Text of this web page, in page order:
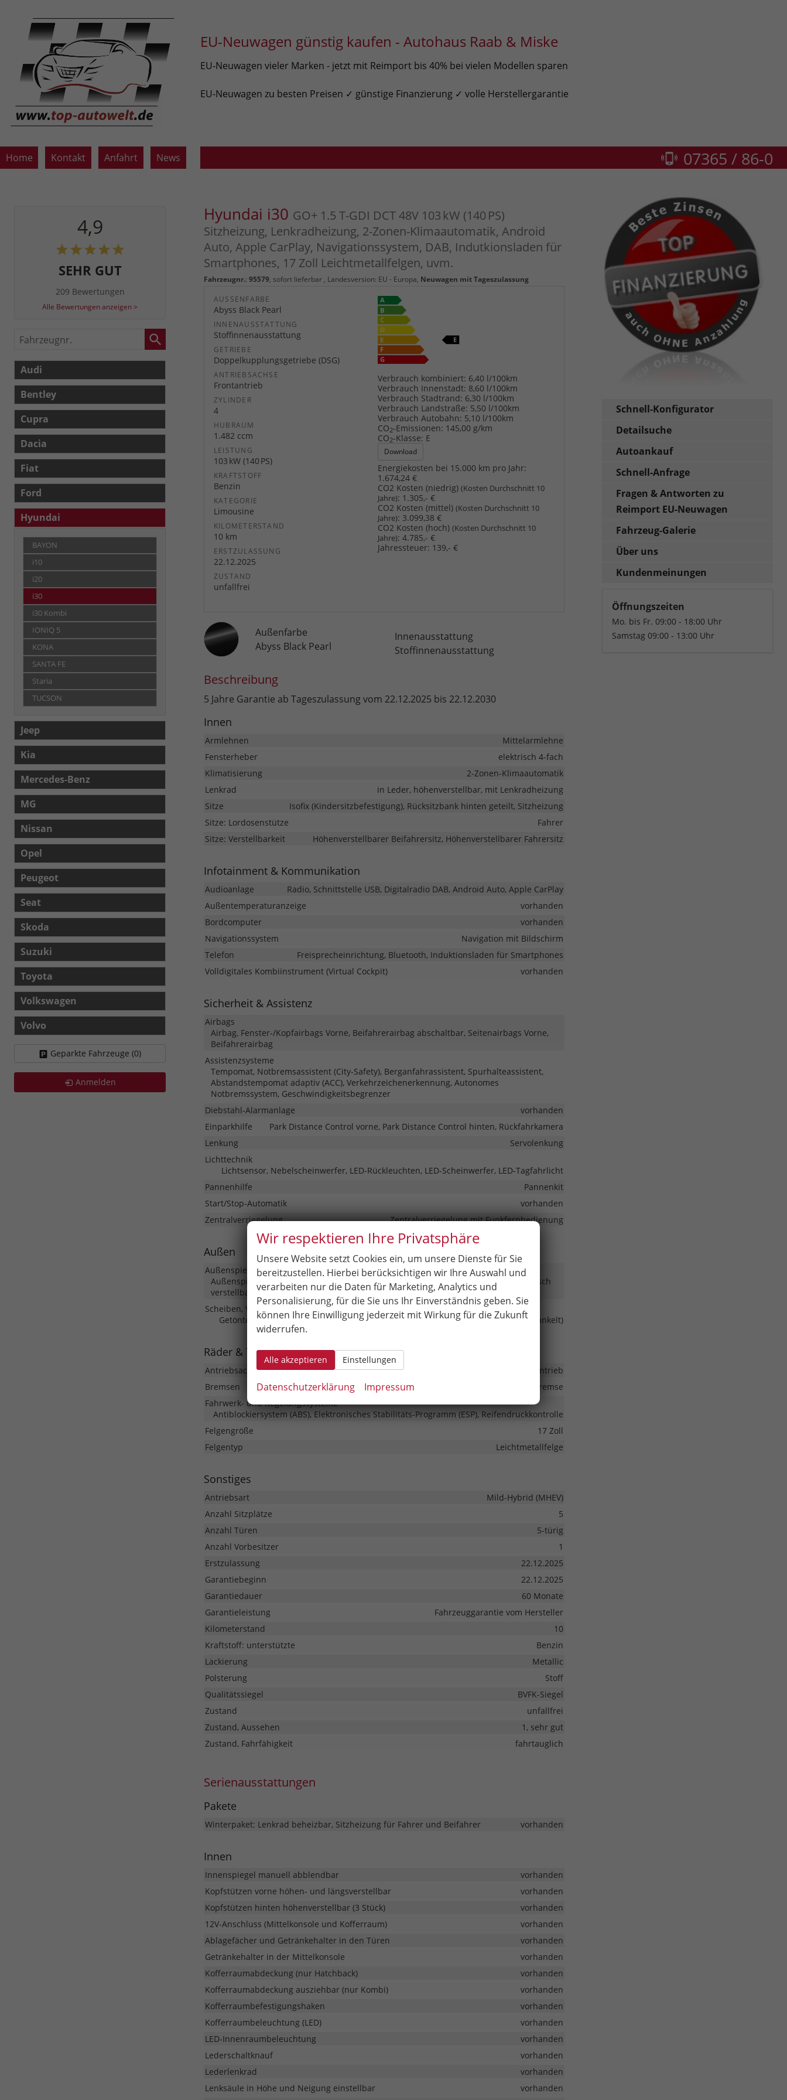
EU-Neuwagen günstig kaufen - Autohaus Raab & Miske
EU-Neuwagen vieler Marken - jetzt mit Reimport bis 40% bei vielen Modellen sparen
EU-Neuwagen zu besten Preisen ✓ günstige Finanzierung ✓ volle Herstellergarantie
Home Kontakt Anfahrt News 07365 / 86-0
Hyundai i30 GO+ 1.5 T-GDI DCT 48V 103 kW (140 PS)
Sitzheizung, Lenkradheizung, 2-Zonen-Klimaautomatik, Android
Auto, Apple CarPlay, Navigationssystem, DAB, Indutkionsladen für
Smartphones, 17 Zoll Leichtmetallfelgen, uvm.
Fahrzeugnr.: 95579, sofort lieferbar, Landesversion: EU - Europa, Neuwagen mit Tageszulassung
AUSSENFARBE
Abyss Black Pearl
INNENAUSSTATTUNG
Stoffinnenausstattung
GETRIEBE
Doppelkupplungsgetriebe (DSG)
ANTRIEBSACHSE
Frontantrieb
ZYLINDER
4
HUBRAUM
1.482 ccm
LEISTUNG
103 kW (140 PS)
KRAFTSTOFF
Benzin
KATEGORIE
Limousine
KILOMETERSTAND
10 km
ERSTZULASSUNG
22.12.2025
ZUSTAND
unfallfrei
Verbrauch kombiniert: 6,40 l/100km
Verbrauch Innenstadt: 8,60 l/100km
Verbrauch Stadtrand: 6,30 l/100km
Verbrauch Landstraße: 5,50 l/100km
Verbrauch Autobahn: 5,10 l/100km
CO2-Emissionen: 145,00 g/km
CO2-Klasse: E
Download
Energiekosten bei 15.000 km pro Jahr:
1.674,24 €
CO2 Kosten (niedrig)(Kosten Durchschnitt 10
Jahre): 1.305,- €
CO2 Kosten (mittel)(Kosten Durchschnitt 10
Jahre): 3.099,38 €
CO2 Kosten (hoch)(Kosten Durchschnitt 10
Jahre): 4.785,- €
Jahressteuer: 139,- €
Außenfarbe
Abyss Black Pearl
Innenausstattung
Stoffinnenausstattung
Beschreibung
5 Jahre Garantie ab Tageszulassung vom 22.12.2025 bis 22.12.2030
Innen
Armlehnen
Mittelarmlehne
Fensterheber
elektrisch 4-fach
Klimatisierung
2-Zonen-Klimaautomatik
Lenkrad
in Leder, höhenverstellbar, mit Lenkradheizung
Sitze
Isofix (Kindersitzbefestigung), Rücksitzbank hinten geteilt, Sitzheizung
Sitze: Lordosenstütze
Fahrer
Sitze: Verstellbarkeit
Höhenverstellbarer Beifahrersitz, Höhenverstellbarer Fahrersitz
Infotainment & Kommunikation
Audioanlage
Radio, Schnittstelle USB, Digitalradio DAB, Android Auto, Apple CarPlay
Außentemperaturanzeige
vorhanden
Bordcomputer
vorhanden
Navigationssystem
Navigation mit Bildschirm
Telefon
Freisprecheinrichtung, Bluetooth, Induktionsladen für Smartphones
Volldigitales Kombiinstrument (Virtual Cockpit)
vorhanden
Sicherheit & Assistenz
Airbags
Airbag, Fenster-/Kopfairbags Vorne, Beifahrerairbag abschaltbar, Seitenairbags Vorne,
Beifahrerairbag
Assistenzsysteme
Tempomat, Notbremsassistent (City-Safety), Berganfahrassistent, Spurhalteassistent,
Abstandstempomat adaptiv (ACC), Verkehrzeichenerkennung, Autonomes
Notbremssystem, Geschwindigkeitsbegrenzer
Diebstahl-Alarmanlage
vorhanden
Einparkhilfe
Park Distance Control vorne, Park Distance Control hinten, Rückfahrkamera
Lenkung
Servolenkung
Lichttechnik
Lichtsensor, Nebelscheinwerfer, LED-Rückleuchten, LED-Scheinwerfer, LED-Tagfahrlicht
Pannenhilfe
Pannenkit
Start/Stop-Automatik
vorhanden
Zentralverriegelung
Zentralverriegelung mit Funkfernbedienung
Außen
Außenspiegel
Außenspiegel elektrisch anklappbar, Außenspiegel beheizbar, Außenspiegel elektrisch
verstellbar
Scheiben, Verglasung
Getönte Scheiben, Privacy Glass (Heckscheibe und hintere Seitenscheiben abgedunkelt)
Räder & Technik
Antriebsachse
Frontantrieb
Bremsen
Elektronische Parkbremse
Fahrwerk- und Regelungssysteme
Antiblockiersystem (ABS), Elektronisches Stabilitäts-Programm (ESP), Reifendruckkontrolle
Felgengröße
17 Zoll
Felgentyp
Leichtmetallfelge
Sonstiges
Antriebsart
Mild-Hybrid (MHEV)
Anzahl Sitzplätze
5
Anzahl Türen
5-türig
Anzahl Vorbesitzer
1
Erstzulassung
22.12.2025
Garantiebeginn
22.12.2025
Garantiedauer
60 Monate
Garantieleistung
Fahrzeuggarantie vom Hersteller
Kilometerstand
10
Kraftstoff: unterstützte
Benzin
Lackierung
Metallic
Polsterung
Stoff
Qualitätssiegel
BVFK-Siegel
Zustand
unfallfrei
Zustand, Aussehen
1, sehr gut
Zustand, Fahrfähigkeit
fahrtauglich
Serienausstattungen
Pakete
Winterpaket: Lenkrad beheizbar, Sitzheizung für Fahrer und Beifahrer vorhanden
Innen
Innenspiegel manuell abblendbar
vorhanden
Kopfstützen vorne höhen- und längsverstellbar
vorhanden
Kopfstützen hinten höhenverstellbar (3 Stück)
vorhanden
12V-Anschluss (Mittelkonsole und Kofferraum)
vorhanden
Ablagefächer und Getränkehalter in den Türen
vorhanden
Getränkehalter in der Mittelkonsole
vorhanden
Kofferraumabdeckung (nur Hatchback)
vorhanden
Kofferraumabdeckung ausziehbar (nur Kombi)
vorhanden
Kofferraumbefestigungshaken
vorhanden
Kofferraumbeleuchtung (LED)
vorhanden
LED-Innenraumbeleuchtung
vorhanden
Lederschaltknauf
vorhanden
Lederlenkrad
vorhanden
Lenksäule in Höhe und Neigung einstellbar
vorhanden
4,9
SEHR GUT
209 Bewertungen
Alle Bewertungen anzeigen >
Fahrzeugnr.
Audi
Bentley
Cupra
Dacia
Fiat
Ford
Hyundai
BAYON
i10
i20
i30
i30 Kombi
IONIQ 5
KONA
SANTA FE
Staria
TUCSON
Jeep
Kia
Mercedes-Benz
MG
Nissan
Opel
Peugeot
Seat
Skoda
Suzuki
Toyota
Volkswagen
Volvo
Geparkte Fahrzeuge (0)
Anmelden
Schnell-Konfigurator
Detailsuche
Autoankauf
Schnell-Anfrage
Fragen & Antworten zu
Reimport EU-Neuwagen
Fahrzeug-Galerie
Über uns
Kundenmeinungen
Öffnungszeiten
Mo. bis Fr. 09:00 - 18:00 Uhr
Samstag 09:00 - 13:00 Uhr
Wir respektieren Ihre Privatsphäre
Unsere Website setzt Cookies ein, um unsere Dienste für Sie
bereitzustellen. Hierbei berücksichtigen wir Ihre Auswahl und
verarbeiten nur die Daten für Marketing, Analytics und
Personalisierung, für die Sie uns Ihr Einverständnis geben. Sie
können Ihre Einwilligung jederzeit mit Wirkung für die Zukunft
widerrufen.
Alle akzeptieren Einstellungen
Datenschutzerklärung Impressum